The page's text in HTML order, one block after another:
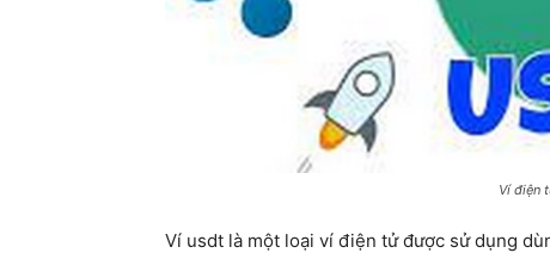
Ví điện
Ví usdt là một loại ví điện tử được sử dụng